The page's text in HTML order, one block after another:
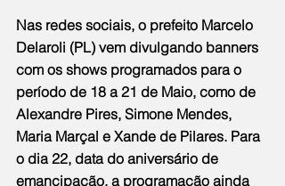
Nas redes sociais, o prefeito Marcelo
Delaroli (PL) vem divulgando banners
com os shows programados para o
período de 18 a 21 de Maio, como de
Alexandre Pires, Simone Mendes,
Maria Marçal e Xande de Pilares. Para
o dia 22, data do aniversário de
emancipação, a programação ainda